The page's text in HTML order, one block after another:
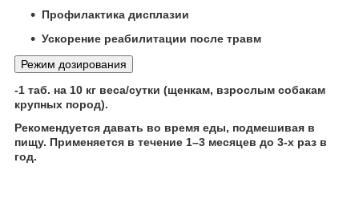
Профилактика дисплазии
Ускорение реабилитации после травм
Режим дозирования
-1 таб. на 10 кг веса/сутки (щенкам, взрослым собакам
крупных пород).
Рекомендуется давать во время еды, подмешивая в
пищу. Применяется в течение 1–3 месяцев до 3-х раз в
год.